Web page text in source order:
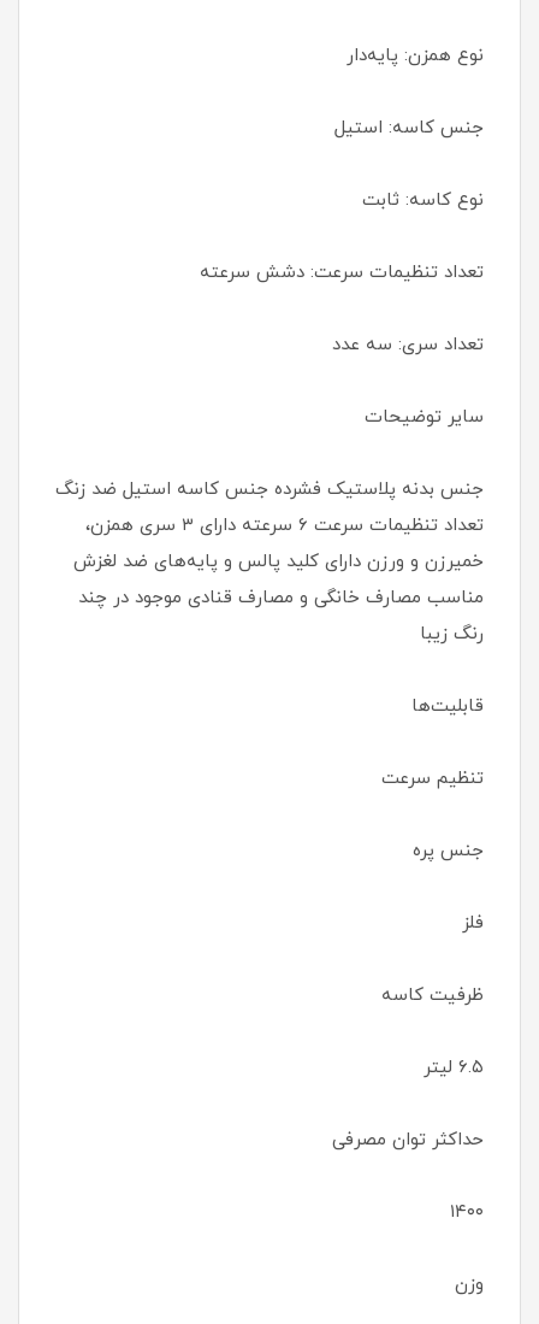
نوع همزن: پایه‌دار
جنس کاسه: استیل
نوع کاسه: ثابت
تعداد تنظیمات سرعت: دشش سرعته
تعداد سری: سه عدد
سایر توضیحات
جنس بدنه پلاستیک فشرده جنس کاسه استیل ضد زنگ
تعداد تنظیمات سرعت ۶ سرعته دارای ۳ سری همزن،
خمیرزن و ورزن دارای کلید پالس و پایه‌های ضد لغزش
مناسب مصارف خانگی و مصارف قنادی موجود در چند
رنگ زیبا
قابلیت‌ها
تنظیم سرعت
جنس پره
فلز
ظرفیت کاسه
۶.۵ لیتر
حداکثر توان مصرفی
۱۴۰۰
وزن